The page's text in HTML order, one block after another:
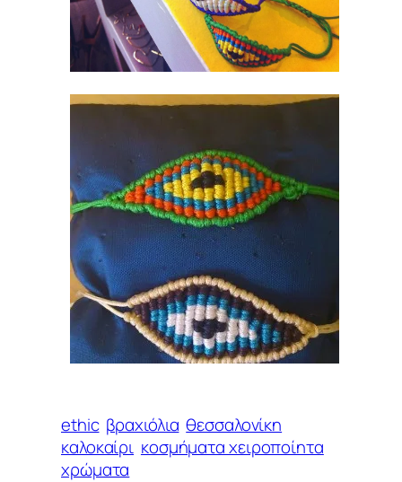
ethic βραχιόλια θεσσαλονίκη
καλοκαίρι κοσμήματα χειροποίητα
χρώματα